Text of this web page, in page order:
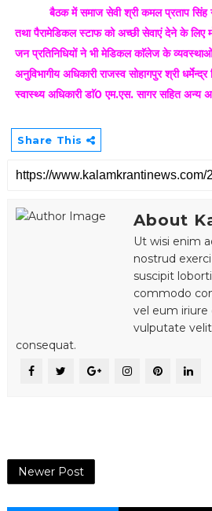
बैठक में समाज सेवी श्री कमल प्रताप सिंह
तथा पैरामेडिकल स्टाफ को अच्छी सेवाएं देने के लिए
जन प्रतिनिधियों ने भी मेडिकल काॅलेज के
अनुविभागीय अधिकारी राजस्व सोहागपुर श्री
स्वास्थ्य अधिकारी डाॅ0 एम.एस. सागर सहित अन्य
Share This
About
Ut wisi enim
nostrud
suscipit
commodo
vel eum iriure
vulputate
consequat.
Newer Post